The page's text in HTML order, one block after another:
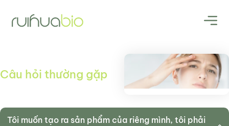
Câu hỏi thường gặp
Tôi muốn tạo ra sản phẩm của riêng mình, tôi phải